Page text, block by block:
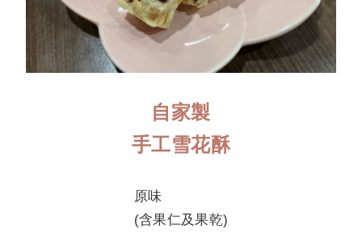
自家製
手工雪花酥
原味
(含果仁及果乾)